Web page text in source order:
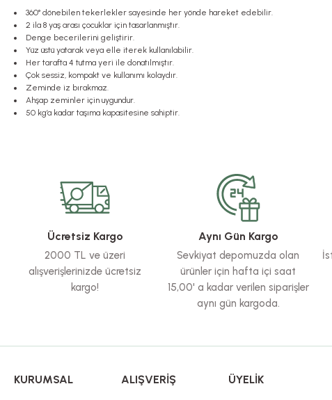
360° dönebilen tekerlekler sayesinde her yönde hareket edebilir.
2 ila 8 yaş arası çocuklar için tasarlanmıştır.
Denge becerilerini geliştirir.
Yüz üstü yatarak veya elle iterek kullanılabilir.
Her tarafta 4 tutma yeri ile donatılmıştır.
Çok sessiz, kompakt ve kullanımı kolaydır.
Zeminde iz bırakmaz.
Ahşap zeminler için uygundur.
50 kg’a kadar taşıma kapasitesine sahiptir.
Ürün resmi kalitesiz, bozuk veya görüntülenemiyor.
Ürün açıklamasında eksik bilgiler bulunuyor.
Ürün bilgilerinde hatalar bulunuyor.
Ürün fiyatı diğer sitelerden daha pahalı.
Bu ürüne benzer farklı alternatifler olmalı.
Ücretsiz Kargo
2000 TL ve üzeri
alışverişlerinizde ücretsiz
kargo!
Aynı Gün Kargo
Sevkiyat depomuzda olan
ürünler için hafta içi saat
15,00' a kadar verilen siparişler
aynı gün kargoda.
KURUMSAL ALIŞVERİŞ ÜYELİK